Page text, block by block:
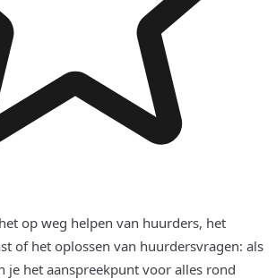
op weg helpen van huurders, het
of het oplossen van huurdersvragen: als
je het aanspreekpunt voor alles rond